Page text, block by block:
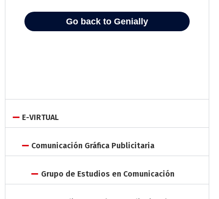
E-VIRTUAL
Comunicación Gráfica Publicitaria
Grupo de Estudios en Comunicación